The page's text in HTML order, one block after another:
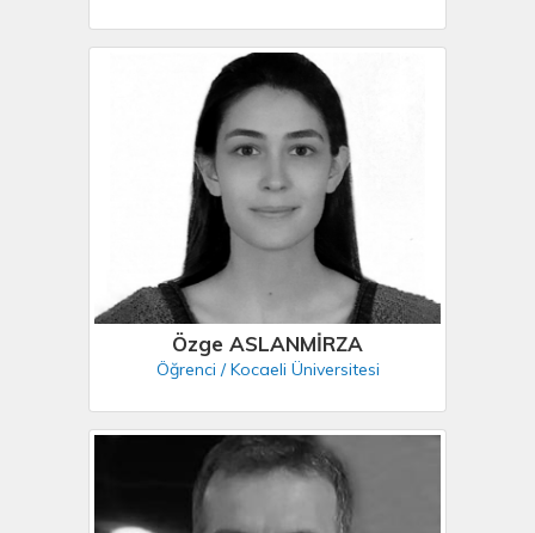
Özge ASLANMİRZA
Öğrenci / Kocaeli Üniversitesi